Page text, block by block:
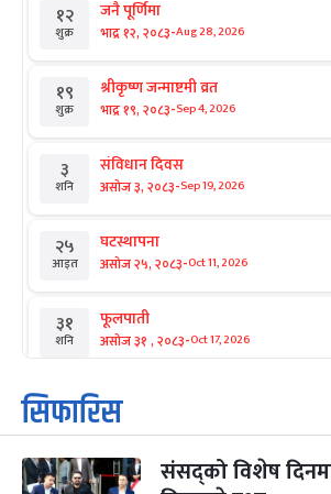
१२
शुक्र
जनै पूर्णिमा
भाद्र १२, २०८३-Aug 28, 2026
१९
शुक्र
श्रीकृष्ण जन्माष्टमी व्रत
भाद्र १९, २०८३-Sep 4, 2026
३
शनि
संविधान दिवस
असोज ३, २०८३-Sep 19, 2026
२५
आइत
घटस्थापना
असोज २५, २०८३-Oct 11, 2026
३१
शनि
फूलपाती
असोज ३१ , २०८३-Oct 17, 2026
१
आइत
कार्तिक सङ्क्रान्ति
कार्तिक १, २०८३
३ महानवमी
सिफारिस
संसद्को विशेष